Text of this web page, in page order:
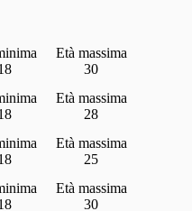
30
28
25
30